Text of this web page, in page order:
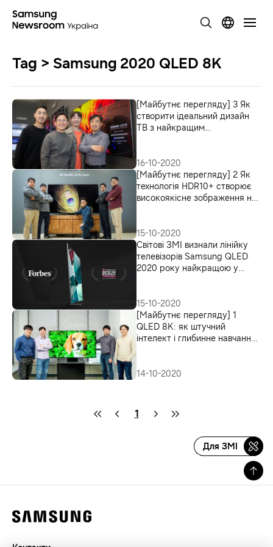
Tag > Samsung 2020 QLED 8K
[Майбутнє перегляду] 3 Як
створити ідеальний дизайн
ТВ з найкращим
16-10-2020
[Mайбутнє перегляду] 2 Як
технологія HDR10+ створює
високоякісне зображення на
15-10-2020
Світові ЗМІ визнали лінійку
телевізорів Samsung QLED
2020 року найкращою у
15-10-2020
[Майбутнє перегляду] 1
QLED 8K: як штучний
інтелект і глибинне навчання
14-10-2020
1
Для ЗМІ